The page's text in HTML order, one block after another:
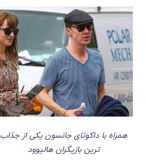
همراه با داکوتای جانسون یکی از جذاب
ترین بازیگران هالیوود